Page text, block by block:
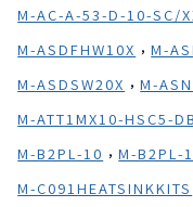
M-AC-A-53-D-10-SC/
M-ASDFHW10X , M-
M-ASDSW20X , M-
M-ATT1MX10-HSC5-DB
M-B2PL-10 , M-B2PL-
M-C091HEATSINKKITS